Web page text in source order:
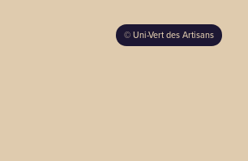
©Uni-Vert des Artisans